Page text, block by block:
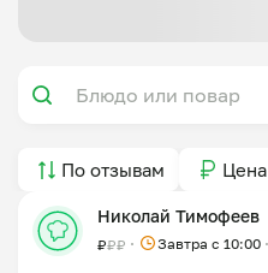
По отзывам Цена
Николай Тимофеев
₽₽₽ Завтра c 10:00